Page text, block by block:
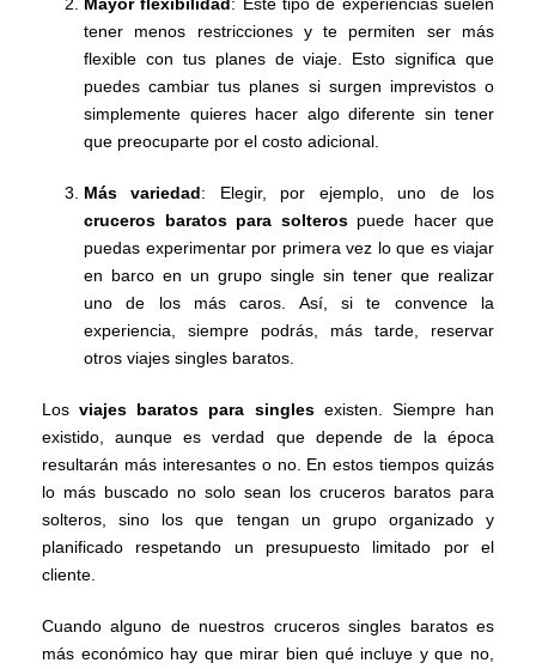
tener menos restricciones y te permiten ser más
flexible con tus planes de viaje. Esto significa que
puedes cambiar tus planes si surgen imprevistos o
simplemente quieres hacer algo diferente sin tener
que preocuparte por el costo adicional.
Más variedad: Elegir, por ejemplo, uno de los
cruceros baratos para solterospuede hacer que
puedas experimentar por primera vez lo que es viajar
en barco en un grupo single sin tener que realizar
uno de los más caros. Así, si te convence la
experiencia, siempre podrás, más tarde, reservar
otros viajes singles baratos.
Losviajes baratos para singlesexisten. Siempre han
existido, aunque es verdad que depende de la época
resultarán más interesantes o no. En estos tiempos quizás
lo más buscado no solo sean los cruceros baratos para
solteros, sino los que tengan un grupo organizado y
planificado respetando un presupuesto limitado por el
cliente.
Cuando alguno de nuestros cruceros singles baratos es
más económico hay que mirar bien qué incluye y que no,